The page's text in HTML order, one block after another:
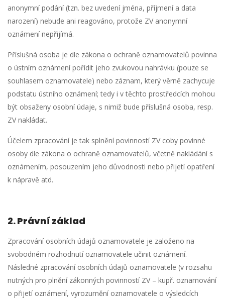
anonymní podání (tzn. bez uvedení jména, příjmení a data
narození) nebude ani reagováno, protože ZV anonymní
oznámení nepřijímá.
Příslušná osoba je dle zákona o ochraně oznamovatelů povinna
o ústním oznámení pořídit jeho zvukovou nahrávku (pouze se
souhlasem oznamovatele) nebo záznam, který věrně zachycuje
podstatu ústního oznámení; tedy i v těchto prostředcích mohou
být obsaženy osobní údaje, s nimiž bude příslušná osoba, resp.
ZV nakládat.
Účelem zpracování je tak splnění povinností ZV coby povinné
osoby dle zákona o ochraně oznamovatelů, včetně nakládání s
oznámením, posouzením jeho důvodnosti nebo přijetí opatření
k nápravě atd.
2.Právní základ
Zpracování osobních údajů oznamovatele je založeno na
svobodném rozhodnutí oznamovatele učinit oznámení.
Následné zpracování osobních údajů oznamovatele (v rozsahu
nutných pro plnění zákonných povinností ZV – kupř. oznamování
o přijetí oznámení, vyrozumění oznamovatele o výsledcích